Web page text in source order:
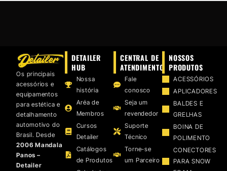
Os principais
acessórios e
equipamentos
para estética e
detalhamento
automotivo do
Brasil. Desde
2006 Mandala
Panos –
Detailer
DETAILER
HUB
Nossa
história
Aréa de
Membros
Cursos
Detailer
Catálogos
de Produtos
CENTRAL DE
ATENDIMENTO
Fale
conosco
Seja um
revendedor
Suporte
Técnico
Torne-se
um Parceiro
NOSSOS
PRODUTOS
ACESSÓRIOS
APLICADORES
BALDES E
GRELHAS
BOINA DE
POLIMENTO
CONECTORES
PARA SNOW